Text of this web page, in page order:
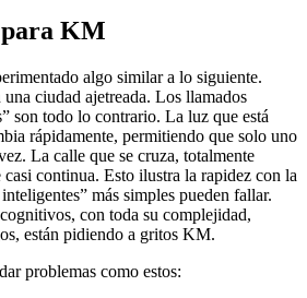
KM
algo similar a lo siguiente.
ciudad ajetreada. Los llamados
son todo lo contrario. La luz que está
rápidamente, permitiendo que solo uno
La calle que se cruza, totalmente
continua. Esto ilustra la rapidez con la
más simples pueden fallar.
con toda su complejidad,
están pidiendo a gritos KM.
problemas como estos: